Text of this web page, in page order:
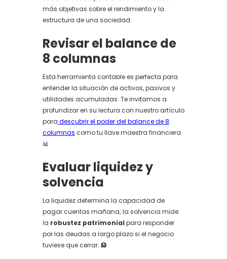
más objetivas sobre el rendimiento y la
estructura de una sociedad:
Revisar el balance de
8 columnas
Esta herramienta contable es perfecta para
entender la situación de activos, pasivos y
utilidades acumuladas. Te invitamos a
profundizar en su lectura con nuestro artículo
para descubrir el poder del balance de 8
columnas como tu llave maestra financiera.
📊
Evaluar liquidez y
solvencia
La liquidez determina la capacidad de
pagar cuentas mañana; la solvencia mide
la robustez patrimonial para responder
por las deudas a largo plazo si el negocio
tuviese que cerrar. 🏦